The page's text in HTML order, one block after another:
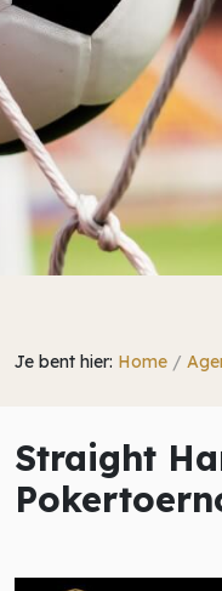
Je bent hier: Home /
Straight